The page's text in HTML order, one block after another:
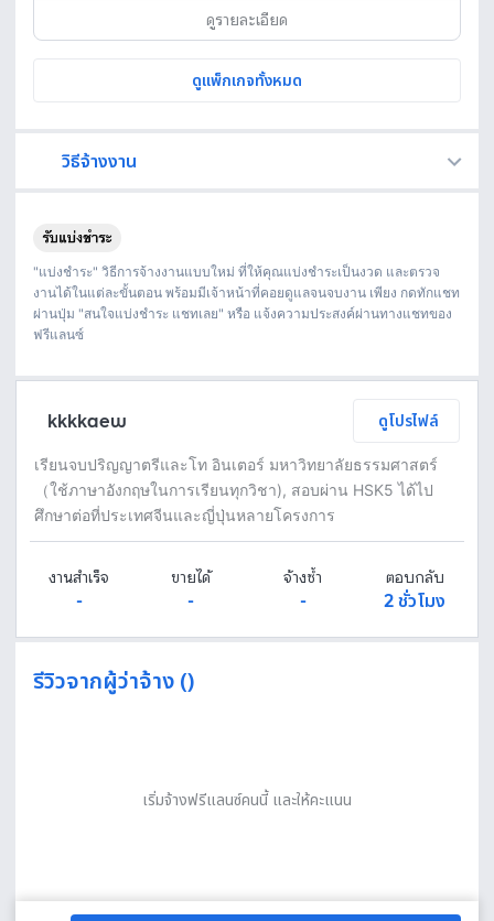
ดูรายละเอียด
ดูแพ็กเกจทั้งหมด
วิธีจ้างงาน
"แบ่งชำระ" วิธีการจ้างงานแบบใหม่ ที่ให้คุณแบ่งชำระเป็นงวด และตรวจ
งานได้ในแต่ละขั้นตอน พร้อมมีเจ้าหน้าที่คอยดูแลจนจบงาน เพียง กดทักแชท
ผ่านปุ่ม "สนใจแบ่งชำระ แชทเลย" หรือ แจ้งความประสงค์ผ่านทางแชทของ
ฟรีแลนซ์
kkkkaew ดูโปรไฟล์
เรียนจบปริญญาตรีและโท อินเตอร์ มหาวิทยาลัยธรรมศาสตร์
（ใช้ภาษาอังกฤษในการเรียนทุกวิชา), สอบผ่าน HSK5 ได้ไป
ศึกษาต่อที่ประเทศจีนและญี่ปุ่นหลายโครงการ
งานสำเร็จ
-
ขายได้
-
จ้างซ้ำ
-
ตอบกลับ
2 ชั่วโมง
รีวิวจากผู้ว่าจ้าง ()
เริ่มจ้างฟรีแลนซ์คนนี้ และให้คะแนน